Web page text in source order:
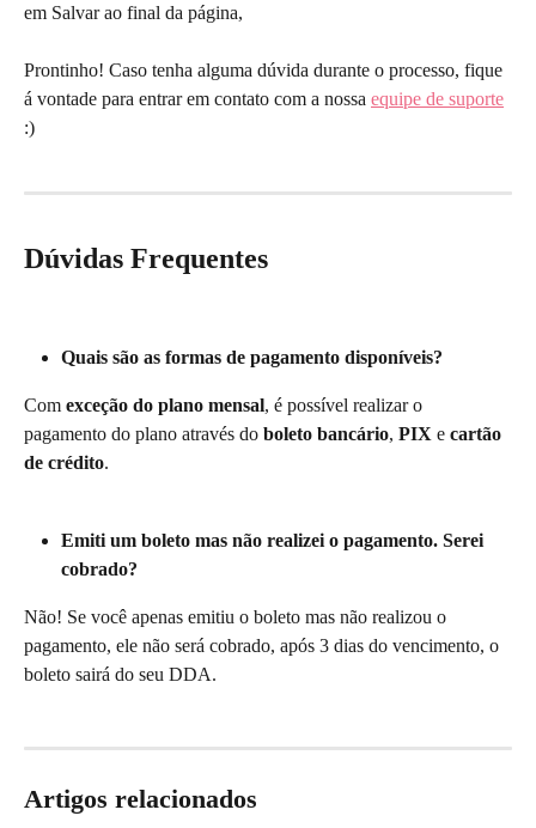
em Salvar ao final da página,
Prontinho! Caso tenha alguma dúvida durante o processo, fique
á vontade para entrar em contato com a nossa equipe de suporte
:)
Dúvidas Frequentes
Quais são as formas de pagamento disponíveis?
Com exceção do plano mensal, é possível realizar o
pagamento do plano através do boleto bancário, PIX e cartão
de crédito.
Emiti um boleto mas não realizei o pagamento. Serei
cobrado?
Não! Se você apenas emitiu o boleto mas não realizou o
pagamento, ele não será cobrado, após 3 dias do vencimento, o
boleto sairá do seu DDA.
Artigos relacionados